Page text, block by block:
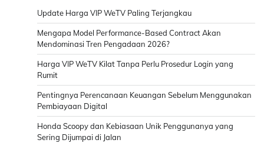
Update Harga VIP WeTV Paling Terjangkau
Mengapa Model Performance-Based Contract Akan
Mendominasi Tren Pengadaan 2026?
Harga VIP WeTV Kilat Tanpa Perlu Prosedur Login yang
Rumit
Pentingnya Perencanaan Keuangan Sebelum Menggunakan
Pembiayaan Digital
Honda Scoopy dan Kebiasaan Unik Penggunanya yang
Sering Dijumpai di Jalan